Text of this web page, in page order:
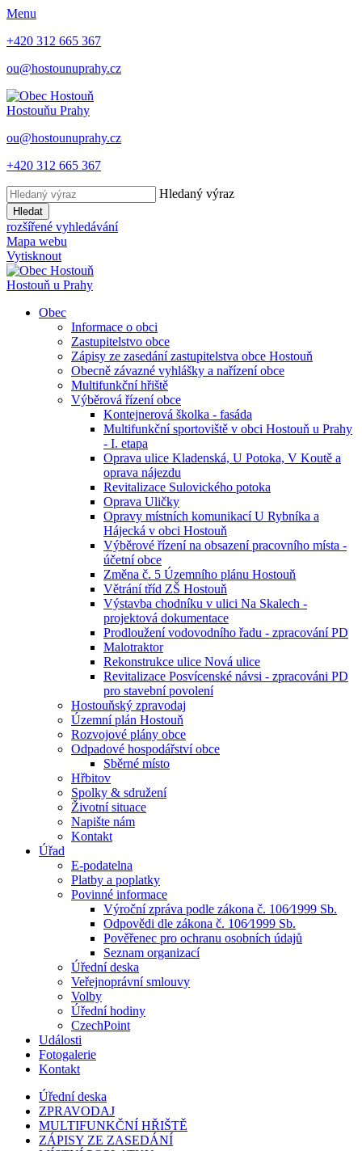
Menu
+420 312 665 367
ou@hostounuprahy.cz
Hostouňu Prahy
ou@hostounuprahy.cz
+420 312 665 367
Hledaný výraz
Hledat
rozšířené vyhledávání
Mapa webu
Vytisknout
Hostouň u Prahy
Obec
Informace o obci
Zastupitelstvo obce
Zápisy ze zasedání zastupitelstva obce Hostouň
Obecně závazné vyhlášky a nařízení obce
Multifunkční hřiště
Výběrová řízení obce
Kontejnerová školka - fasáda
Multifunkční sportoviště v obci Hostouň u Prahy
- I. etapa
Oprava ulice Kladenská, U Potoka, V Koutě a
oprava nájezdu
Revitalizace Sulovického potoka
Oprava Uličky
Opravy místních komunikací U Rybníka a
Hájecká v obci Hostouň
Výběrové řízení na obsazení pracovního místa -
účetní obce
Změna č. 5 Územního plánu Hostouň
Větrání tříd ZŠ Hostouň
Výstavba chodníku v ulici Na Skalech -
projektová dokumentace
Prodloužení vodovodního řadu - zpracování PD
Malotraktor
Rekonstrukce ulice Nová ulice
Revitalizace Posvícenské návsi - zpracováni PD
pro stavební povolení
Hostouňský zpravodaj
Územní plán Hostouň
Rozvojové plány obce
Odpadové hospodářství obce
Sběrné místo
Hřbitov
Spolky & sdružení
Životní situace
Napište nám
Kontakt
Úřad
E-podatelna
Platby a poplatky
Povinné informace
Výroční zpráva podle zákona č. 106⁄1999 Sb.
Odpovědi dle zákona č. 106⁄1999 Sb.
Pověřenec pro ochranu osobních údajů
Seznam organizací
Úřední deska
Veřejnoprávní smlouvy
Volby
Úřední hodiny
CzechPoint
Události
Fotogalerie
Kontakt
Úřední deska
ZPRAVODAJ
MULTIFUNKČNÍ HŘIŠTĚ
ZÁPISY ZE ZASEDÁNÍ